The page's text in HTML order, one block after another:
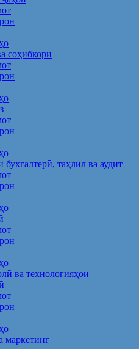
соҳибкорӣ
бухгалтерӣ, таҳлил ва аудит
ва технологияҳои
маркетинг